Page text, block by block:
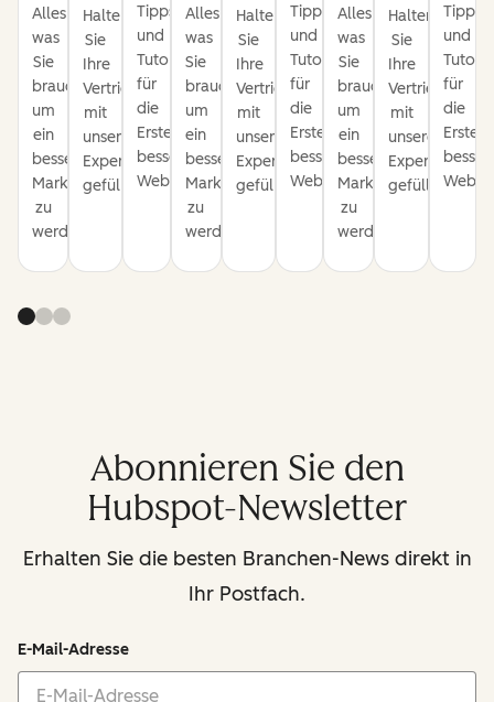
Alles,
was
Sie
brauchen,
um
ein
besserer
Marketer
zu
werden.
Halten
Sie
Ihre
Vertriebspipeline
mit
unseren
Expertentipps
gefüllt.
Tipps
und
Tutorials
für
die
Erstellung
besserer
Websites.
Alles,
was
Sie
brauchen,
um
ein
besserer
Marketer
zu
werden.
Halten
Sie
Ihre
Vertriebspipeline
mit
unseren
Expertentipps
gefüllt.
Tipps
und
Tutorials
für
die
Erstellung
besserer
Websites.
Alles,
was
Sie
brauchen,
um
ein
besserer
Marketer
zu
werden.
Halten
Sie
Ihre
mit
unseren
Expertentipps
gefüllt.
Tipps
und
für
die
Abonnieren Sie den
Hubspot-Newsletter
Erhalten Sie die besten Branchen-News direkt in
Ihr Postfach.
E-Mail-Adresse